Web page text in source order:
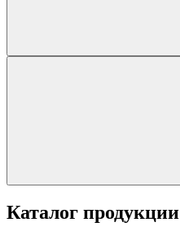
Каталог продукции